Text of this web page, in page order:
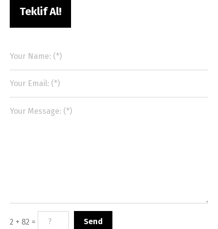
Teklif Al!
2 + 82 =